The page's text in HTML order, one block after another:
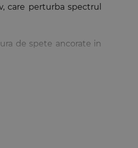
care perturba spectrul
de spete ancorate in
intr-un mod cat